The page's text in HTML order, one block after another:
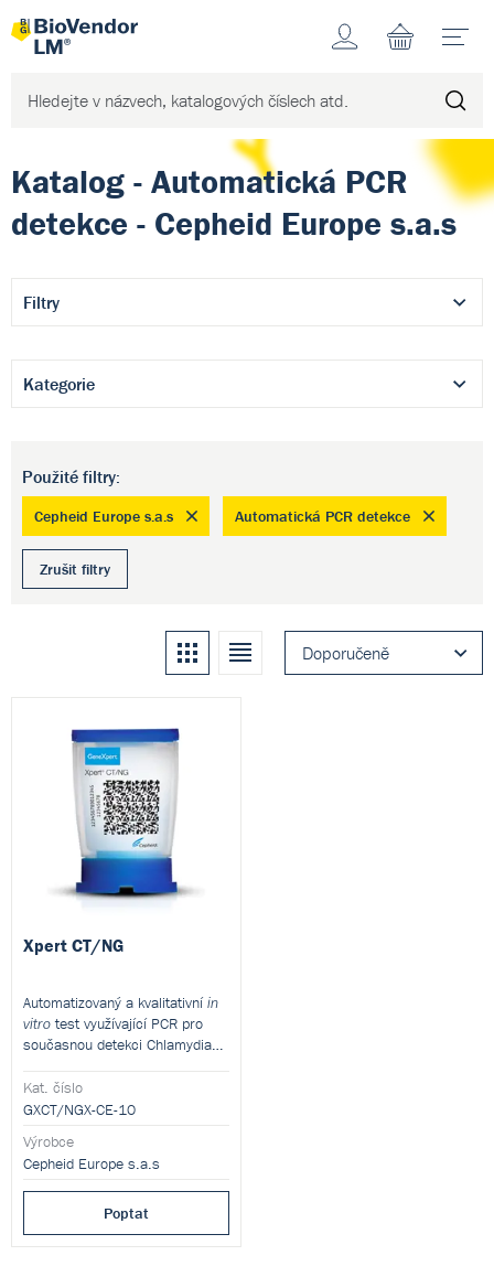
Účet
Katalog - Automatická PCR
detekce - Cepheid Europe s.a.s
Filtry
Kategorie
Použité filtry:
Cepheid Europe s.a.s Automatická PCR detekce
Zrušit filtry
Doporučeně
Kachle Seznam
Xpert CT/NG
Automatizovaný a kvalitativníin
vitrotest využívající PCR pro
současnou detekci Chlamydia
gonorrhoeae (NG) z jednoho
vzorku.
Kat. číslo
GXCT/NGX-CE-10
Výrobce
Cepheid Europe s.a.s
Poptat